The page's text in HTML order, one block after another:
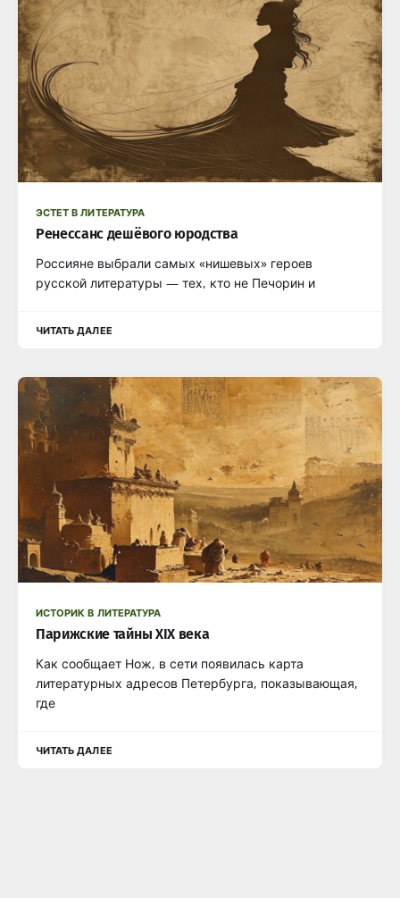
ЭСТЕТ В ЛИТЕРАТУРА
Ренессанс дешёвого юродства
Россияне выбрали самых «нишевых» героев
русской литературы — тех, кто не Печорин и
ЧИТАТЬ ДАЛЕЕ
ИСТОРИК В ЛИТЕРАТУРА
Парижские тайны XIX века
Как сообщает Нож, в сети появилась карта
литературных адресов Петербурга, показывающая,
где
ЧИТАТЬ ДАЛЕЕ